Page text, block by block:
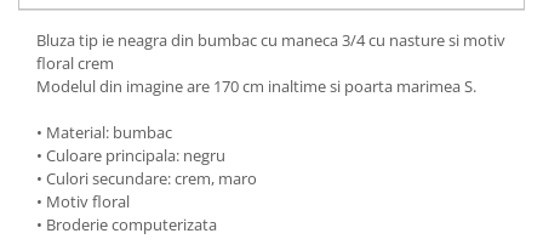
Bluza tip ie neagra din bumbac cu maneca 3/4 cu nasture si motiv
floral crem
Modelul din imagine are 170 cm inaltime si poarta marimea S.
• Material: bumbac
• Culoare principala: negru
• Culori secundare: crem, maro
• Motiv floral
• Broderie computerizata